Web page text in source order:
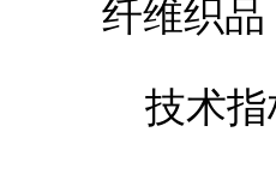
纤维织品
技术指